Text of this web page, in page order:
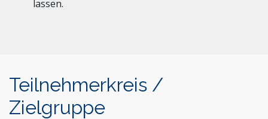
lassen.
Teilnehmerkreis /
Zielgruppe